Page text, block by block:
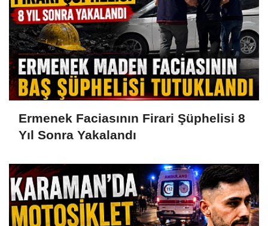
Ermenek Faciasının Firari Şüphelisi 8
Yıl Sonra Yakalandı